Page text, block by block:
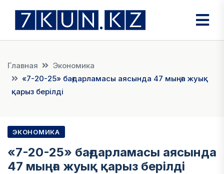
Главная
Экономика
«7-20-25» бағдарламасы аясында 47 мыңға жуық
қарыз берілді
ЭКОНОМИКА
«7-20-25» бағдарламасы аясында
47 мыңға жуық қарыз берілді